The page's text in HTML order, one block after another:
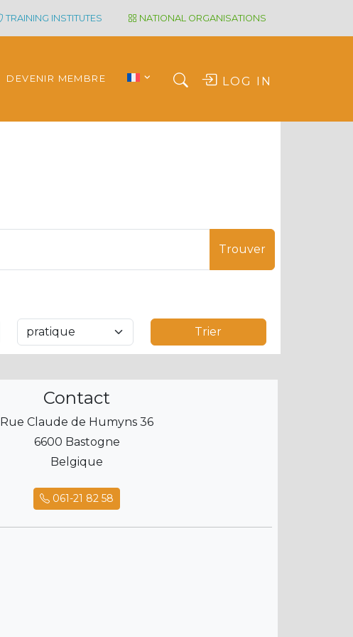
TRAINING INSTITUTES NATIONAL ORGANISATIONS
DEVENIR MEMBRE LOG IN
Trouver
Trier
Contact
Rue Claude de Humyns 36
6600 Bastogne
Belgique
061-21 82 58